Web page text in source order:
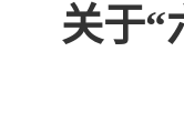
关于“